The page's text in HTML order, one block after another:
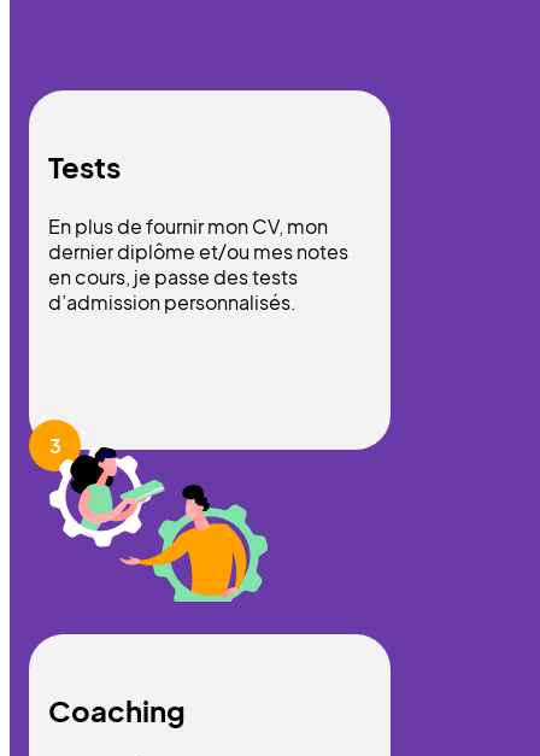
Tests
En plus de fournir mon CV, mon
dernier diplôme et/ou mes notes
en cours, je passe des tests
d’admission personnalisés.
3
Coaching